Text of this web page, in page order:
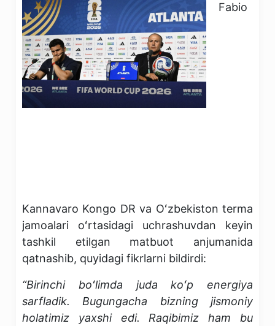
Fabio
Kannavaro Kongo DR va Oʻzbekiston terma
jamoalari oʻrtasidagi uchrashuvdan keyin
tashkil etilgan matbuot anjumanida
qatnashib, quyidagi fikrlarni bildirdi:
“Birinchi boʻlimda juda koʻp energiya
sarfladik. Bugungacha bizning jismoniy
holatimiz yaxshi edi. Raqibimiz ham bu